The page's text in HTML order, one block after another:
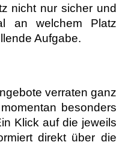
nicht nur sicher und
an welchem Platz
Aufgabe.
verraten ganz
besonders
Klick auf die jeweils
direkt über die